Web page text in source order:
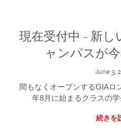
現在受付中 – 新し
ャンパスが
June 3,
間もなくオープンするGIAロ
年8月に始まるクラスの学
続きを